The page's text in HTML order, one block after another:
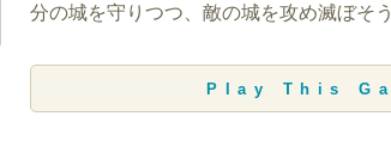
分の城を守りつつ、敵の城を攻め滅ぼそう
Play This